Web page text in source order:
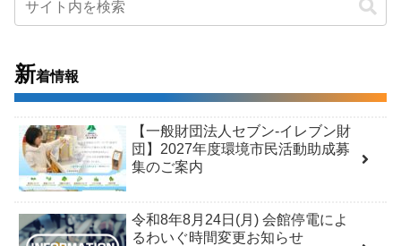
新着情報
【一般財団法人セブン-イレブン財
団】2027年度環境市民活動助成募
集のご案内
令和8年8月24日(月) 会館停電によ
るわいぐ時間変更お知らせ